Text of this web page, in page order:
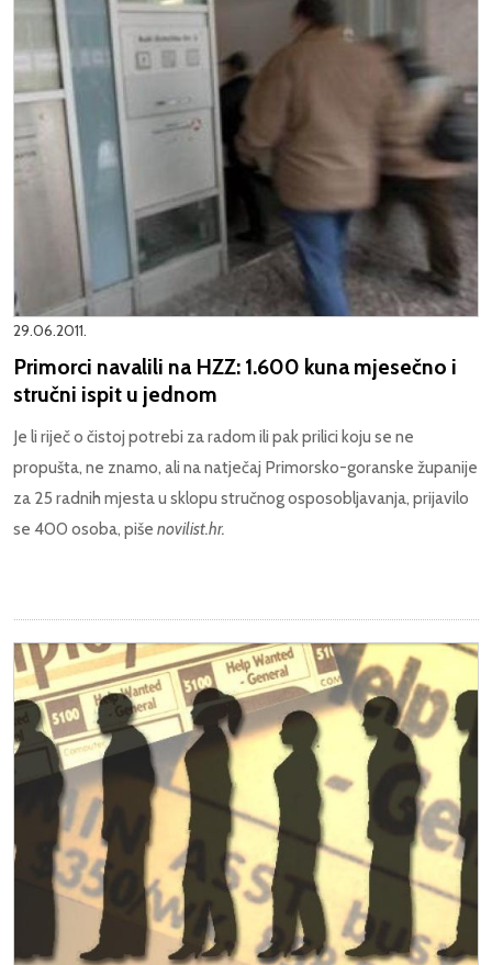
29.06.2011.
Primorci navalili na HZZ: 1.600 kuna mjesečno i
stručni ispit u jednom
Je li riječ o čistoj potrebi za radom ili pak prilici koju se ne
propušta, ne znamo, ali na natječaj Primorsko-goranske županije
za 25 radnih mjesta u sklopu stručnog osposobljavanja, prijavilo
se 400 osoba, piše novilist.hr.